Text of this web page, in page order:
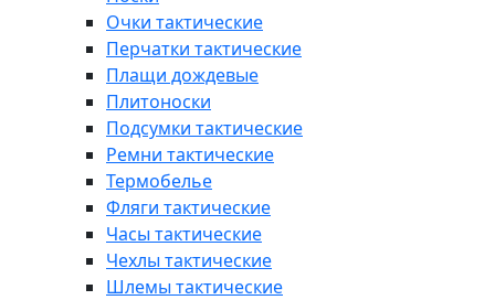
Очки тактические
Перчатки тактические
Плащи дождевые
Плитоноски
Подсумки тактические
Ремни тактические
Термобелье
Фляги тактические
Часы тактические
Чехлы тактические
Шлемы тактические